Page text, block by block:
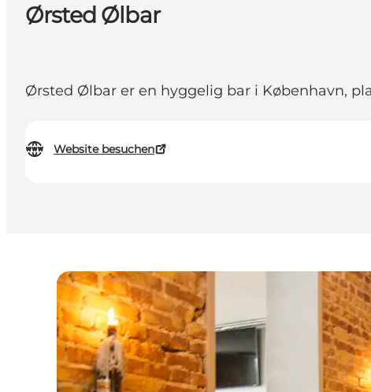
Ørsted Ølbar
Ørsted Ølbar er en hyggelig bar i København,
Website besuchen